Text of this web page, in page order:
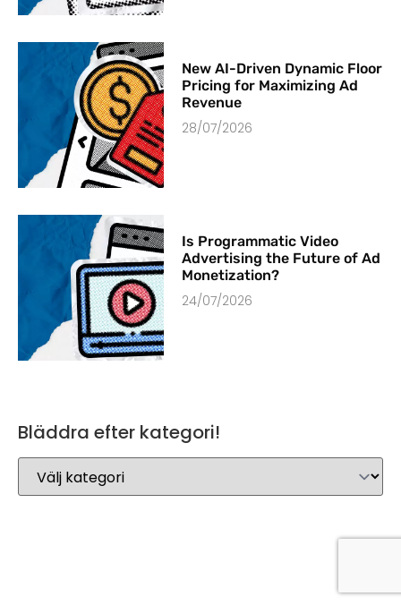
New AI-Driven Dynamic Floor
Pricing for Maximizing Ad
Revenue
28/07/2026
Is Programmatic Video
Advertising the Future of Ad
Monetization?
24/07/2026
Bläddra efter kategori!